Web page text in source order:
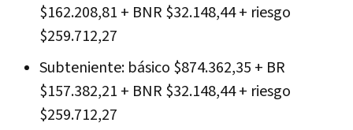
$162.208,81 + BNR $32.148,44 + riesgo
$259.712,27
Subteniente: básico $874.362,35 + BR
$157.382,21 + BNR $32.148,44 + riesgo
$259.712,27